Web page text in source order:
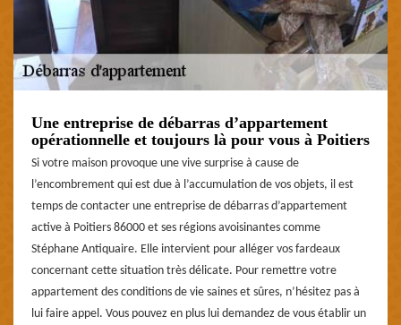
Une entreprise de débarras d’appartement
opérationnelle et toujours là pour vous à Poitiers
Si votre maison provoque une vive surprise à cause de
l’encombrement qui est due à l’accumulation de vos objets, il est
temps de contacter une entreprise de débarras d’appartement
active à Poitiers 86000 et ses régions avoisinantes comme
Stéphane Antiquaire. Elle intervient pour alléger vos fardeaux
concernant cette situation très délicate. Pour remettre votre
appartement des conditions de vie saines et sûres, n’hésitez pas à
lui faire appel. Vous pouvez en plus lui demandez de vous établir un